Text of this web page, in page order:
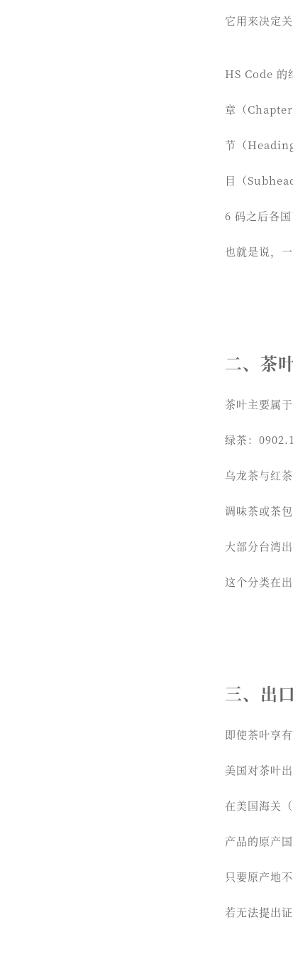
它用来决定
HS Code 的
章（
节（
目（
6 码之后各
也就是说，
二、茶
茶叶主要属
绿茶：
乌龙茶与红
调味茶或茶
大部分台湾
这个分类在
三、出
即使茶叶享
美国对茶叶
在美国海关
产品的原产国
只要原产地
若无法提出